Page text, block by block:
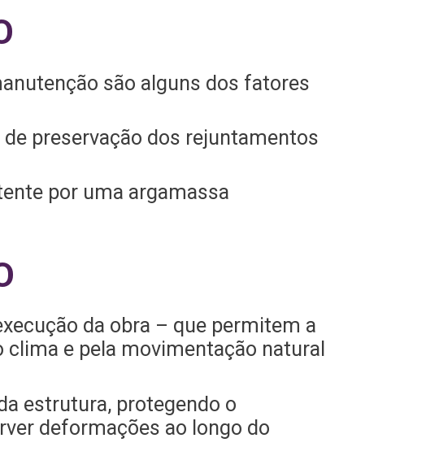
são alguns dos fatores
preservação dos rejuntamentos
por uma argamassa
da obra – que permitem a
e pela movimentação natural
estrutura, protegendo o
deformações ao longo do